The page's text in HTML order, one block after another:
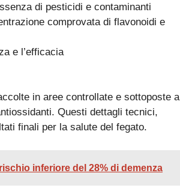
di pesticidi e contaminanti
comprovata di flavonoidi e
e l’efficacia
in aree controllate e sottoposte a
Questi dettagli tecnici,
finali per la salute del fegato.
inferiore del 28% di demenza